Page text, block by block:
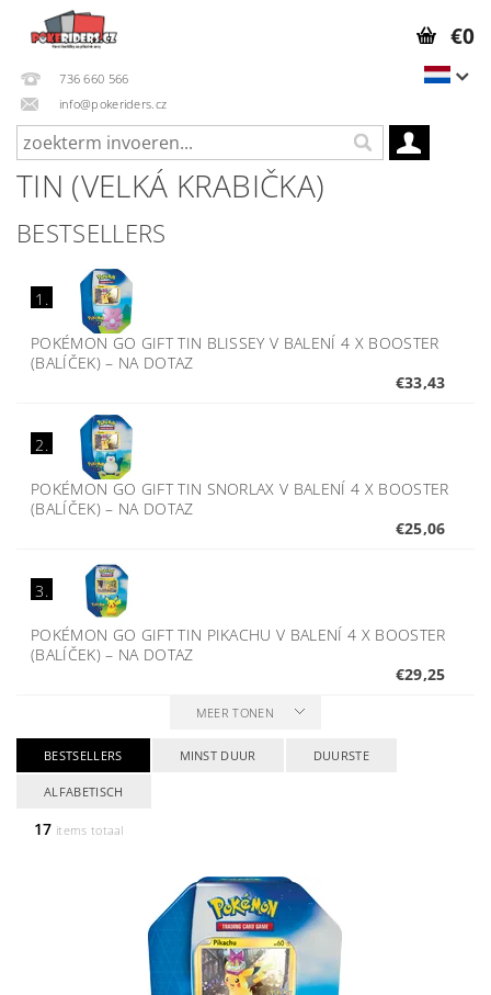
736 660 566
info@pokeriders.cz
€0
TIN (VELKÁ KRABIČKA)
BESTSELLERS
1.
POKÉMON GO GIFT TIN BLISSEY V BALENÍ 4 X BOOSTER
(BALÍČEK)– NA DOTAZ
€33,43
2.
POKÉMON GO GIFT TIN SNORLAX V BALENÍ 4 X BOOSTER
(BALÍČEK)– NA DOTAZ
€25,06
3.
POKÉMON GO GIFT TIN PIKACHU V BALENÍ 4 X BOOSTER
(BALÍČEK)– NA DOTAZ
€29,25
MEER TONEN
BESTSELLERS MINST DUUR DUURSTE
ALFABETISCH
17 items totaal